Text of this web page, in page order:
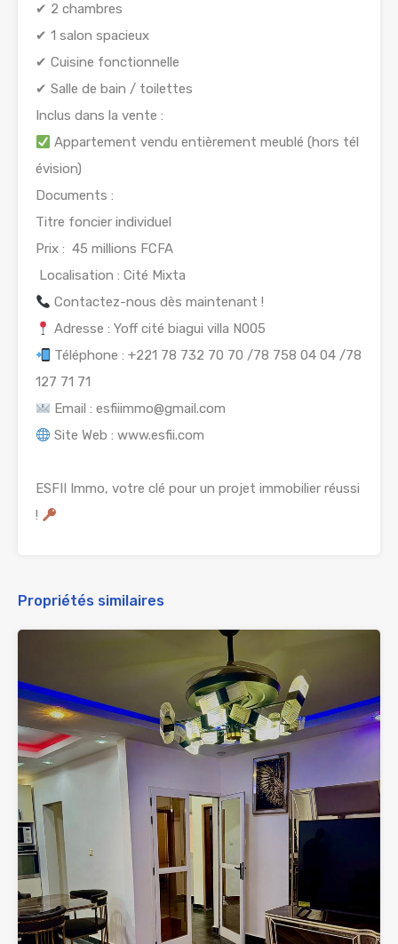
✔ 2 chambres
✔ 1 salon spacieux
✔ Cuisine fonctionnelle
✔ Salle de bain / toilettes
Inclus dans la vente :
Appartement vendu entièrement meublé (hors tél
évision)
Documents :
Titre foncier individuel
Prix : 45 millions FCFA
Localisation : Cité Mixta
Contactez-nous dès maintenant !
Adresse : Yoff cité biagui villa N005
Téléphone : +221 78 732 70 70 /78 758 04 04 /78
127 71 71
Email : esfiiimmo@gmail.com
Site Web : www.esfii.com
ESFII Immo, votre clé pour un projet immobilier réussi
!
Propriétés similaires